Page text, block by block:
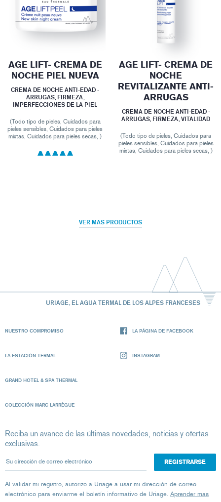
AGE LIFT- CREMA DE
NOCHE PIEL NUEVA
CREMA DE NOCHE ANTI-EDAD -
ARRUGAS, FIRMEZA,
IMPERFECCIONES DE LA PIEL
(Todo tipo de pieles, Cuidados para
pieles sensibles, Cuidados para pieles
mixtas, Cuidados para pieles secas, )
AGE LIFT- CREMA DE
NOCHE
REVITALIZANTE ANTI-
ARRUGAS
CREMA DE NOCHE ANTI-EDAD -
ARRUGAS, FIRMEZA, VITALIDAD
(Todo tipo de pieles, Cuidados para
pieles sensibles, Cuidados para pieles
mixtas, Cuidados para pieles secas, )
VER MAS PRODUCTOS
URIAGE, EL AGUA TERMAL DE LOS ALPES FRANCESES
NUESTRO COMPROMISO
LA ESTACIÓN TERMAL
GRAND HOTEL & SPA THERMAL
COLECCIÓN MARC LARRÈGUE
LA PÁGINA DE FACEBOOK
INSTAGRAM
Reciba un avance de las últimas novedades, noticias y ofertas
exclusivas.
Su dirección de correo electrónico
Al validar mi registro, autorizo ​​a Uriage a usar mi dirección de correo
electrónico para enviarme el boletín informativo de Uriage. Aprender mas